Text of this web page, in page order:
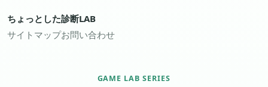
ちょっとした診断LAB
サイトマップお問い合わせ
GAME LAB SERIES